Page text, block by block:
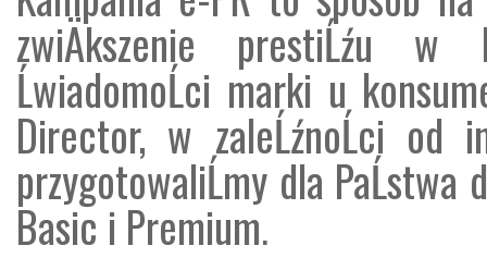
zwiÄkszenie prestiĹźu
ĹwiadomoĹci marki u
Director, w zaleĹźnoĹci od
przygotowaliĹmy dla
Basic i Premium.